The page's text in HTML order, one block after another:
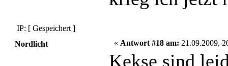
IP: [ Gespeichert ]
Nordlicht
« Antwort #18 am: 21.09.2009,
Kekse sind